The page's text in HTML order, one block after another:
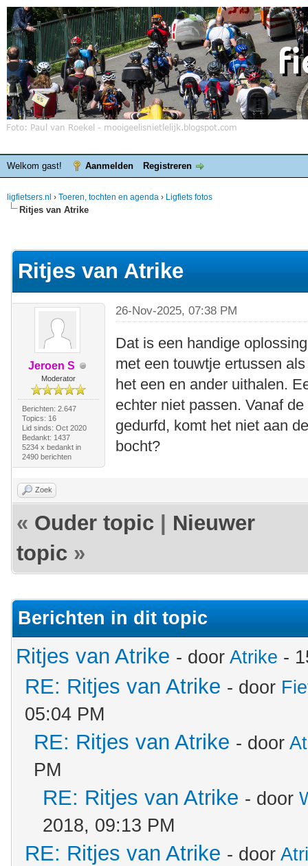
Welkom gast! Aanmelden Registreren
ligfietsers.nl › Toeren, tochten en agenda › Ligfiets fotos
Ritjes van Atrike
Ritjes van Atrike
Jeroen S
Moderator
Berichten: 2.647
Topics: 16
Lid sinds: Oct 2020
Bedankt: 1437
5234 x bedankt in
2490 berichten
26-Nov-2025, 07:38 PM
Dat is een handige
met een touwtje ertussen
het een en ander uithalen.
echter niet passen. Vanaf
gedurfd, komt het niet aan
bocht?
Zoek
« Ouder topic
Nieuwer
topic »
Berichten in dit topic
Ritjes van Atrike - door Atrike -
RE: Ritjes van Atrike - door
05:04 PM
RE: Ritjes van Atrike - door
PM
RE: Ritjes van Atrike - door
2018, 09:13 PM
RE: Ritjes van Atrike - door